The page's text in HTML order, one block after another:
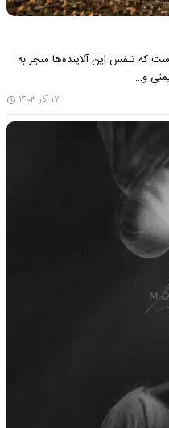
که تنفس این آلاینده‌ها منجر به
و…
۱۷ آذر ۱۴۰۳